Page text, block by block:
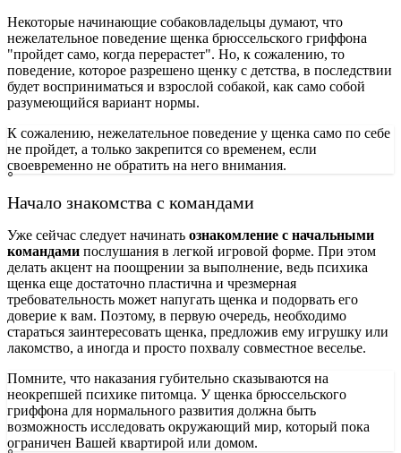
Некоторые начинающие собаковладельцы думают, что
нежелательное поведение щенка брюссельского гриффона
"пройдет само, когда перерастет". Но, к сожалению, то
поведение, которое разрешено щенку с детства, в последствии
будет восприниматься и взрослой собакой, как само собой
разумеющийся вариант нормы.
К сожалению, нежелательное поведение у щенка само по себе
не пройдет, а только закрепится со временем, если
своевременно не обратить на него внимания.
Начало знакомства с командами
Уже сейчас следует начинать ознакомление с начальными
командами послушания в легкой игровой форме. При этом
делать акцент на поощрении за выполнение, ведь психика
щенка еще достаточно пластична и чрезмерная
требовательность может напугать щенка и подорвать его
доверие к вам. Поэтому, в первую очередь, необходимо
стараться заинтересовать щенка, предложив ему игрушку или
лакомство, а иногда и просто похвалу совместное веселье.
Помните, что наказания губительно сказываются на
неокрепшей психике питомца. У щенка брюссельского
гриффона для нормального развития должна быть
возможность исследовать окружающий мир, который пока
ограничен Вашей квартирой или домом.